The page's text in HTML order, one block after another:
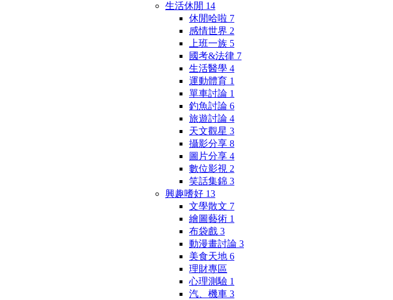
生活休閒 14
休閒哈啦 7
感情世界 2
上班一族 5
國考&法律 7
生活醫學 4
運動體育 1
單車討論 1
釣魚討論 6
旅遊討論 4
天文觀星 3
攝影分享 8
圖片分享 4
數位影視 2
笑話集錦 3
興趣嗜好 13
文學散文 7
繪圖藝術 1
布袋戲 3
動漫畫討論 3
美食天地 6
理財專區
心理測驗 1
汽、機車 3